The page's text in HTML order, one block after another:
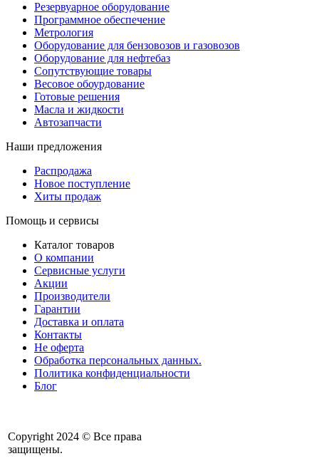
Резервуарное оборудование
Программное обеспечение
Метрология
Оборудование для бензовозов и газовозов
Оборудование для нефтебаз
Сопутствующие товары
Весовое обоурдование
Готовые решения
Масла и жидкости
Автозапчасти
Наши предложения
Распродажа
Новое поступление
Хиты продаж
Помощь и сервисы
Каталог товаров
О компании
Сервисные услуги
Акции
Производители
Гарантии
Доставка и оплата
Контакты
Не оферта
Обработка персональных данных.
Политика конфиденциальности
Блог
Copyright 2024 © Все права
защищены.